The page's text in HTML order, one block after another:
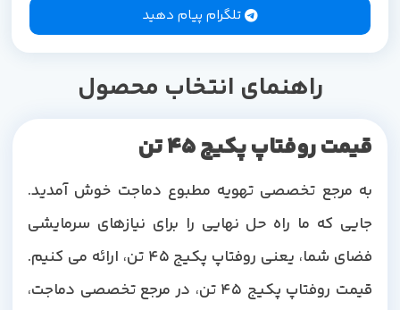
تلگرام پیام دهید
راهنمای انتخاب محصول
قیمت روفتاپ پکیج 45 تن
به مرجع تخصصی تهویه مطبوع دماجت خوش آمدید.
جایی که ما راه حل نهایی را برای نیازهای سرمایشی
فضای شما، یعنی روفتاپ پکیج 45 تن، ارائه می کنیم.
قیمت روفتاپ پکیج 45 تن، در مرجع تخصصی دماجت،